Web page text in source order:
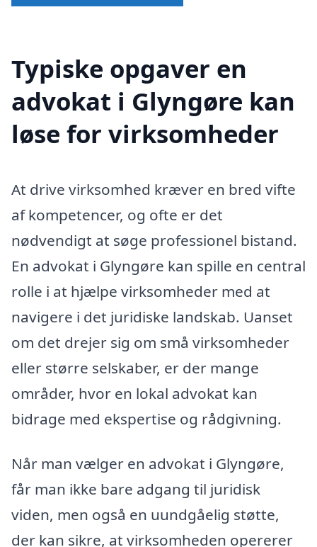
Typiske opgaver en
advokat i Glyngøre kan
løse for virksomheder
At drive virksomhed kræver en bred vifte
af kompetencer, og ofte er det
nødvendigt at søge professionel bistand.
En advokat i Glyngøre kan spille en central
rolle i at hjælpe virksomheder med at
navigere i det juridiske landskab. Uanset
om det drejer sig om små virksomheder
eller større selskaber, er der mange
områder, hvor en lokal advokat kan
bidrage med ekspertise og rådgivning.
Når man vælger en advokat i Glyngøre,
får man ikke bare adgang til juridisk
viden, men også en uundgåelig støtte,
der kan sikre, at virksomheden opererer